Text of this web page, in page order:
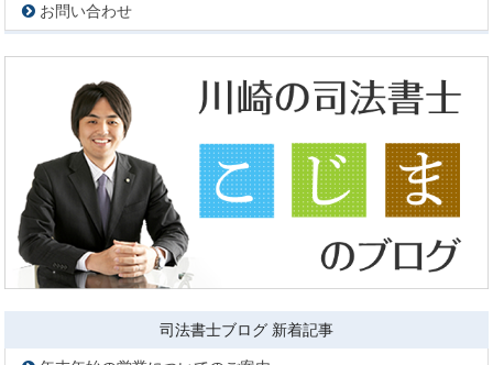
お問い合わせ
司法書士ブログ 新着記事